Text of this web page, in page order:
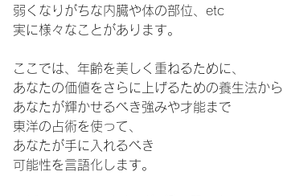
弱くなりがちな内臓や体の部位、etc
実に様々なことがあります。
​ここでは、年齢を美しく重ねるために、
あなたの価値をさらに上げるための養生法から
あなたが輝かせるべき強みや才能まで
東洋の占術を使って、
あなたが手に入れるべき
可能性を言語化します。